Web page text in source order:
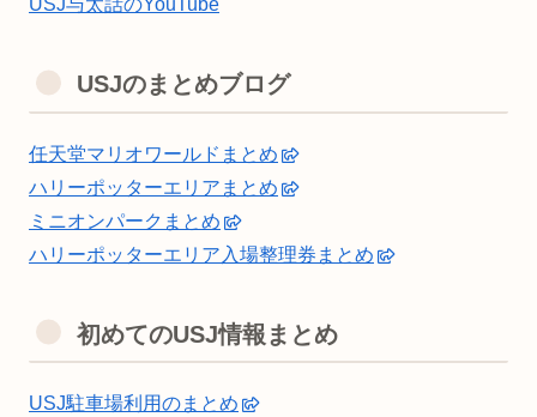
USJ与太話のYouTube
USJのまとめブログ
任天堂マリオワールドまとめ
ハリーポッターエリアまとめ
ミニオンパークまとめ
ハリーポッターエリア入場整理券まとめ
初めてのUSJ情報まとめ
USJ駐車場利用のまとめ